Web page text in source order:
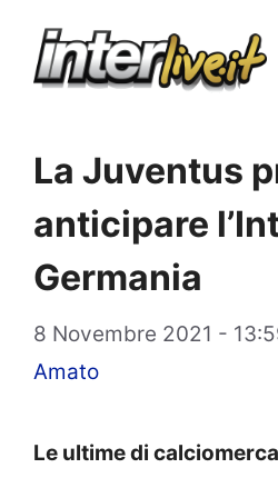
La Juventus
anticipare
Germania
8 Novembre 2021 -
Amato
Le ultime di